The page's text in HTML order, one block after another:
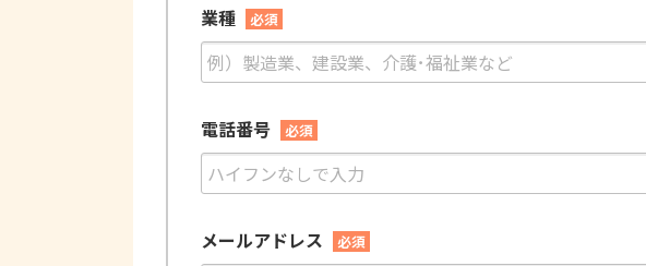
業種 必須
電話番号 必須
メールアドレス 必須